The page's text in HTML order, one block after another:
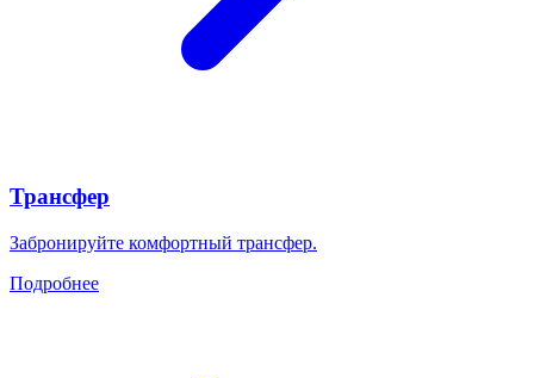
Трансфер
Забронируйте комфортный трансфер.
Подробнее